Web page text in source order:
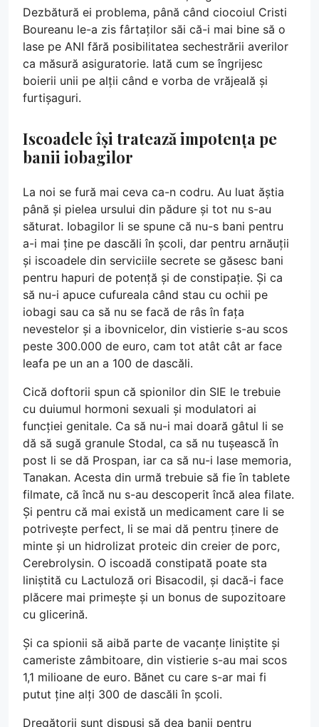
Dezbătură ei problema, până când ciocoiul Cristi
Boureanu le-a zis fârtaților săi că-i mai bine să o
lase pe ANI fără posibilitatea sechestrării averilor
ca măsură asiguratorie. Iată cum se îngrijesc
boierii unii pe alții când e vorba de vrăjeală și
furtișaguri.
Iscoadele își tratează impotența pe
banii iobagilor
La noi se fură mai ceva ca-n codru. Au luat ăștia
până și pielea ursului din pădure și tot nu s-au
săturat. Iobagilor li se spune că nu-s bani pentru
a-i mai ține pe dascăli în școli, dar pentru arnăuții
și iscoadele din serviciile secrete se găsesc bani
pentru hapuri de potență și de constipație. Și ca
să nu-i apuce cufureala când stau cu ochii pe
iobagi sau ca să nu se facă de râs în fața
nevestelor și a ibovnicelor, din vistierie s-au scos
peste 300.000 de euro, cam tot atât cât ar face
leafa pe un an a 100 de dascăli.
Cică doftorii spun că spionilor din SIE le trebuie
cu duiumul hormoni sexuali și modulatori ai
funcției genitale. Ca să nu-i mai doară gâtul li se
dă să sugă granule Stodal, ca să nu tușească în
post li se dă Prospan, iar ca să nu-i lase memoria,
Tanakan. Acesta din urmă trebuie să fie în tablete
filmate, că încă nu s-au descoperit încă alea filate.
Și pentru că mai există un medicament care li se
potrivește perfect, li se mai dă pentru ținere de
minte și un hidrolizat proteic din creier de porc,
Cerebrolysin. O iscoadă constipată poate sta
liniștită cu Lactuloză ori Bisacodil, și dacă-i face
plăcere mai primește și un bonus de supozitoare
cu glicerină.
Și ca spionii să aibă parte de vacanțe liniștite și
cameriste zâmbitoare, din vistierie s-au mai scos
1,1 milioane de euro. Bănet cu care s-ar mai fi
putut ține alți 300 de dascăli în școli.
Dregătorii sunt dispuși să dea banii pentru